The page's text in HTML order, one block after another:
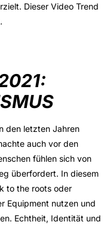
Dieser Video Trend
den letzten Jahren
auch vor den
fühlen sich von
überfordert. In diesem
to the roots oder
Equipment nutzen und
Echtheit, Identität und